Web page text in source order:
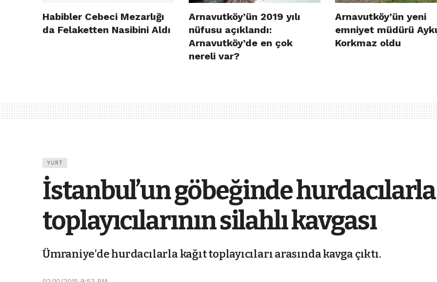
Habibler Cebeci Mezarlığı
da Felaketten Nasibini Aldı
Arnavutköy’ün 2019 yılı
nüfusu açıklandı:
Arnavutköy’de en çok
nereli var?
Arnavutköy’ün yeni
emniyet müdürü
Korkmaz oldu
YURT
İstanbul’un göbeğinde
toplayıcılarının silahlı kavgası
Ümraniye’de hurdacılarla kağıt toplayıcıları arasında kavga çıktı.